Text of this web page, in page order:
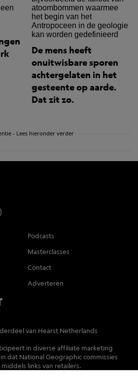
De mens heeft
onuitwisbare sporen
achtergelaten in het
gesteente op aarde.
Dat zit zo.
- Lees hieronder verder
Podcasts
Masterclasses
Contact
Adverteren
van Hearst Netherlands
in diverse affiliate marketing
dat National Geographic commissies
links van retailers.